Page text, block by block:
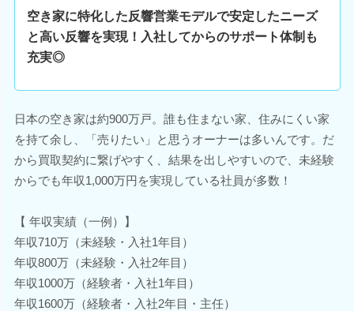
空き家に特化した反響営業モデルで安定したニーズ
と高い反響を実現！入社してからのサポート体制も
充実◎
日本の空き家は約900万戸。誰も住まない家、住みにくい家
を持て余し、「売りたい」と思うオーナーは多いんです。だ
から買取契約に繋げやすく、結果を出しやすいので、未経験
からでも年収1,000万円を実現している社員が多数！
【 年収実績（一例）】
年収710万（未経験・入社1年目）
年収800万（未経験・入社2年目）
年収1000万（経験者・入社1年目）
年収1600万（経験者・入社2年目・主任）